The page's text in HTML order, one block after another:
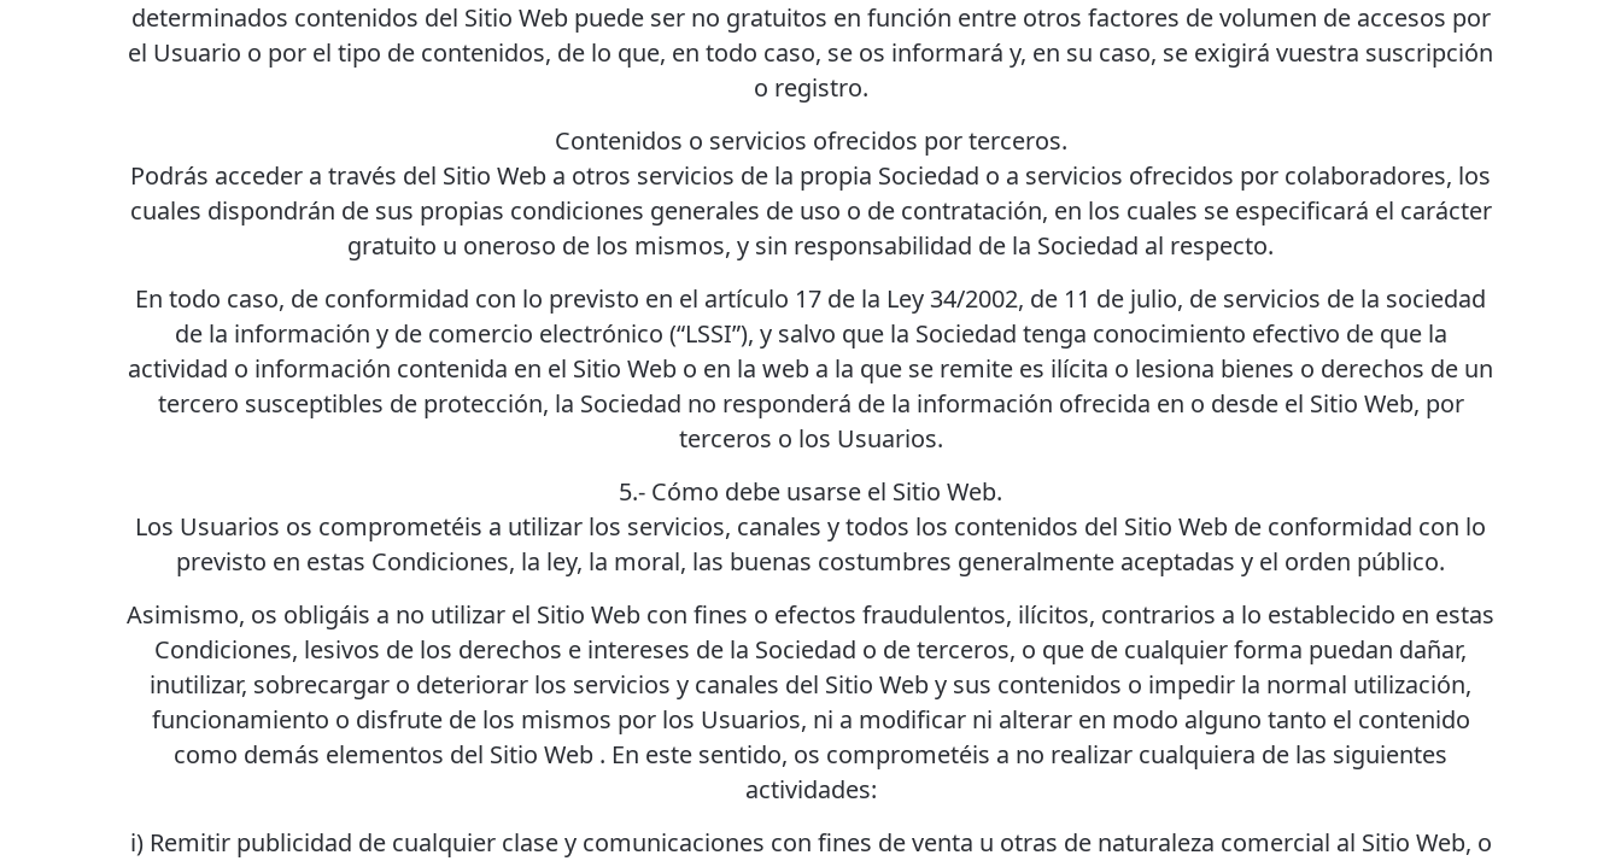
determinados contenidos del Sitio Web puede ser no gratuitos en función entre otros factores de volumen de accesos por
el Usuario o por el tipo de contenidos, de lo que, en todo caso, se os informará y, en su caso, se exigirá vuestra suscripción
o registro.
Contenidos o servicios ofrecidos por terceros.
Podrás acceder a través del Sitio Web a otros servicios de la propia Sociedad o a servicios ofrecidos por colaboradores, los
cuales dispondrán de sus propias condiciones generales de uso o de contratación, en los cuales se especificará el carácter
gratuito u oneroso de los mismos, y sin responsabilidad de la Sociedad al respecto.
En todo caso, de conformidad con lo previsto en el artículo 17 de la Ley 34/2002, de 11 de julio, de servicios de la sociedad
de la información y de comercio electrónico (“LSSI”), y salvo que la Sociedad tenga conocimiento efectivo de que la
actividad o información contenida en el Sitio Web o en la web a la que se remite es ilícita o lesiona bienes o derechos de un
tercero susceptibles de protección, la Sociedad no responderá de la información ofrecida en o desde el Sitio Web, por
terceros o los Usuarios.
5.- Cómo debe usarse el Sitio Web.
Los Usuarios os comprometéis a utilizar los servicios, canales y todos los contenidos del Sitio Web de conformidad con lo
previsto en estas Condiciones, la ley, la moral, las buenas costumbres generalmente aceptadas y el orden público.
Asimismo, os obligáis a no utilizar el Sitio Web con fines o efectos fraudulentos, ilícitos, contrarios a lo establecido en estas
Condiciones, lesivos de los derechos e intereses de la Sociedad o de terceros, o que de cualquier forma puedan dañar,
inutilizar, sobrecargar o deteriorar los servicios y canales del Sitio Web y sus contenidos o impedir la normal utilización,
funcionamiento o disfrute de los mismos por los Usuarios, ni a modificar ni alterar en modo alguno tanto el contenido
como demás elementos del Sitio Web . En este sentido, os comprometéis a no realizar cualquiera de las siguientes
actividades:
i) Remitir publicidad de cualquier clase y comunicaciones con fines de venta u otras de naturaleza comercial al Sitio Web, o